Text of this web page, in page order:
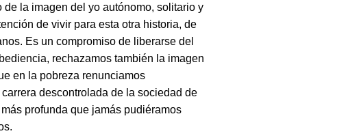
la imagen del yo autónomo, solitario y
de vivir para esta otra historia, de
Es un compromiso de liberarse del
rechazamos también la imagen
en la pobreza renunciamos
descontrolada de la sociedad de
profunda que jamás pudiéramos